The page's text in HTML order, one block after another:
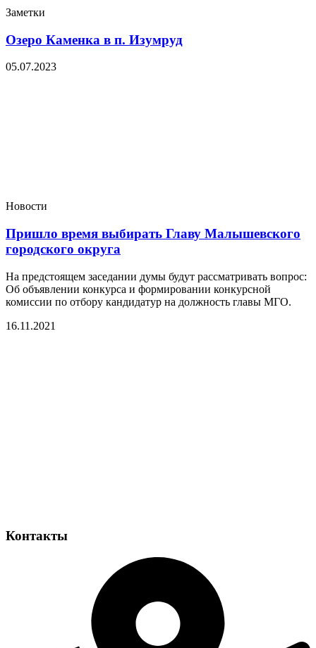
Заметки
Озеро Каменка в п. Изумруд
05.07.2023
Новости
Пришло время выбирать Главу Малышевского
городского округа
На предстоящем заседании думы будут рассматривать вопрос:
Об объявлении конкурса и формировании конкурсной
комиссии по отбору кандидатур на должность главы МГО.
16.11.2021
Контакты